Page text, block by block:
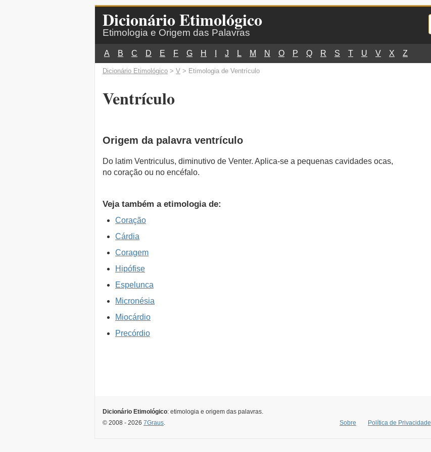
Dicionário Etimológico
Etimologia e Origem das Palavras
A B C D E F G H J L M N O P Q R S T U V X Z
Dicionário Etimológico > V > Etimologia de Ventrículo
Ventrículo
Origem da palavra ventrículo
Do latim Ventriculus, diminutivo de Venter. Aplica-se a pequenas cavidades ocas,
no coração ou no encéfalo.
Veja também a etimologia de:
Coração
Cárdia
Coragem
Hipófise
Espelunca
Micronésia
Miocárdio
Precórdio
Sobre Política de Privacidade
Dicionário Etimológico: etimologia e origem das palavras.
© 2008 - 2026 7Graus.